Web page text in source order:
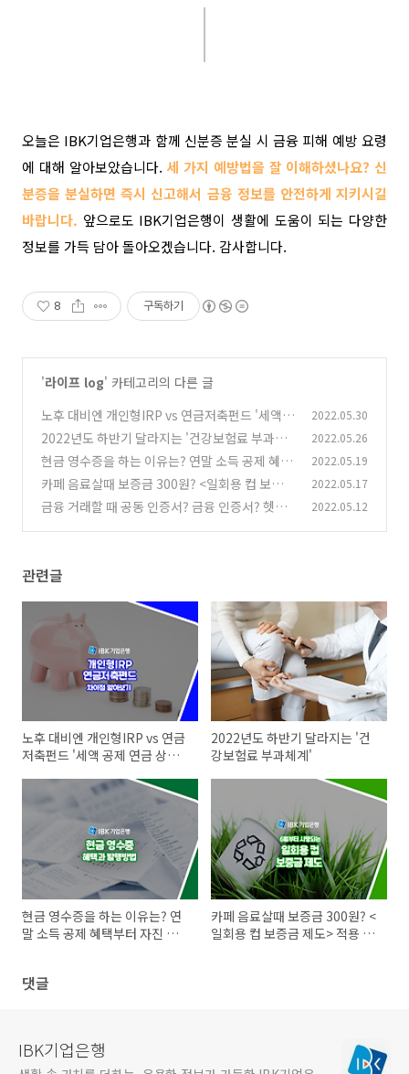
오늘은 IBK기업은행과 함께 신분증 분실 시 금융 피해 예방 요령
에 대해 알아보았습니다. 세 가지 예방법을 잘 이해하셨나요? 신
분증을 분실하면 즉시 신고해서 금융 정보를 안전하게 지키시길
바랍니다. 앞으로도 IBK기업은행이 생활에 도움이 되는 다양한
정보를 가득 담아 돌아오겠습니다. 감사합니다.
8 구독하기
'라이프 log' 카테고리의 다른 글
노후 대비엔 개인형IRP vs 연금저축펀드 '세액
공제 연금 상품' 차이점
(0)
2022.05.30
2022년도 하반기 달라지는 '건강보험료 부과체
계' (1)
2022.05.26
현금 영수증을 하는 이유는? 연말 소득 공제 혜택
부터 자진 발급 방법까지 총정리!
(0)
2022.05.19
카페 음료살때 보증금 300원? <일회용 컵 보증금
제도> 적용 브랜드, 환급방법 정리 !
(0)
2022.05.17
금융 거래할 때 공동 인증서? 금융 인증서? 헷갈
2022.05.12
관련글
노후 대비엔 개인형IRP vs 연금
저축펀드 '세액 공제 연금 상품'
2022년도 하반기 달라지는 '건
강보험료 부과체계'
현금 영수증을 하는 이유는? 연
말 소득 공제 혜택부터 자진 발
카페 음료살때 보증금 300원? <
일회용 컵 보증금 제도> 적용 브
댓글
IBK기업은행